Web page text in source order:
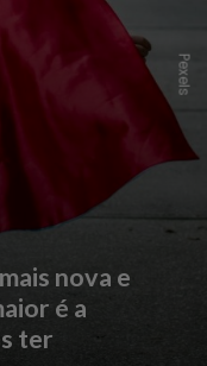
mais nova e
é a
ter
P
e
x
e
l
s